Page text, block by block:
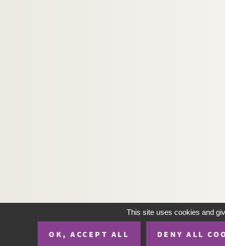
This site uses cookies and
OK, ACCEPT ALL DENY ALL